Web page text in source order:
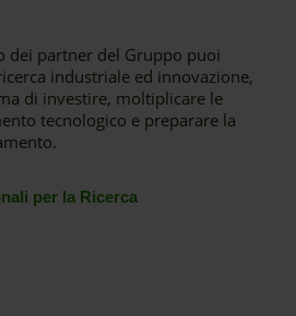
dei partner del Gruppo puoi
industriale ed innovazione,
di investire, moltiplicare le
tecnologico e preparare la
per la Ricerca